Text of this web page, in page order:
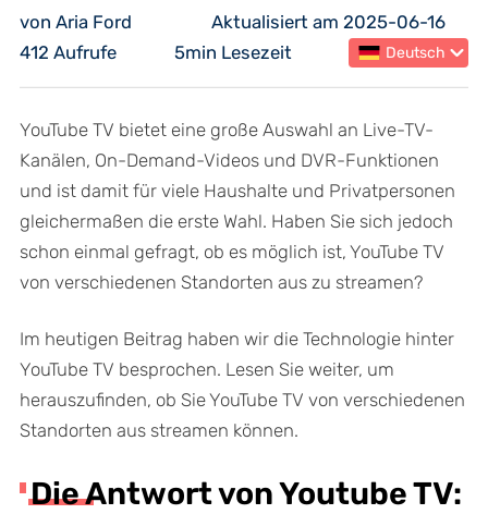
von Aria Ford
Aktualisiert am 2025-06-16
412 Aufrufe
5min Lesezeit Deutsch
YouTube TV bietet eine große Auswahl an Live-TV-
Kanälen, On-Demand-Videos und DVR-Funktionen
und ist damit für viele Haushalte und Privatpersonen
gleichermaßen die erste Wahl. Haben Sie sich jedoch
schon einmal gefragt, ob es möglich ist, YouTube TV
von verschiedenen Standorten aus zu streamen?
Im heutigen Beitrag haben wir die Technologie hinter
YouTube TV besprochen. Lesen Sie weiter, um
herauszufinden, ob Sie YouTube TV von verschiedenen
Standorten aus streamen können.
Die Antwort von Youtube TV: